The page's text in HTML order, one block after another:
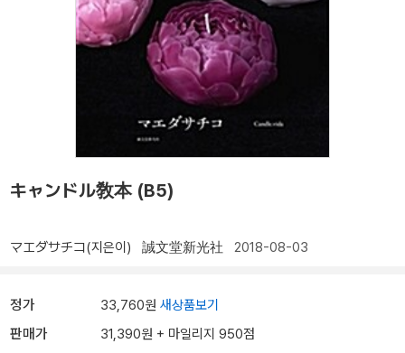
キャンドル敎本 (B5)
マエダサチコ(지은이) 誠文堂新光社 2018-08-03
정가 33,760원 새상품보기
판매가 31,390원 + 마일리지 950점